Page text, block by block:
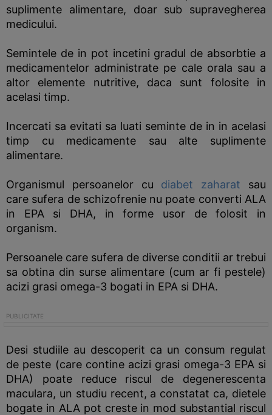
suplimente alimentare, doar sub supravegherea
medicului.
Semintele de in pot incetini gradul de absorbtie a
medicamentelor administrate pe cale orala sau a
altor elemente nutritive, daca sunt folosite in
acelasi timp.
Incercati sa evitati sa luati seminte de in in acelasi
timp cu medicamente sau alte suplimente
alimentare.
Organismul persoanelor cu diabet zaharat sau
care sufera de schizofrenie nu poate converti ALA
in EPA si DHA, in forme usor de folosit in
organism.
Persoanele care sufera de diverse conditii ar trebui
sa obtina din surse alimentare (cum ar fi pestele)
acizi grasi omega-3 bogati in EPA si DHA.
Desi studiile au descoperit ca un consum regulat
de peste (care contine acizi grasi omega-3 EPA si
DHA) poate reduce riscul de degenerescenta
maculara, un studiu recent, a constatat ca, dietele
bogate in ALA pot creste in mod substantial riscul